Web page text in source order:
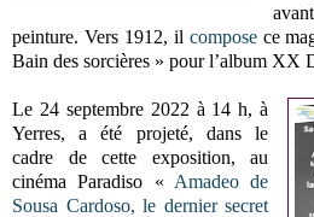
peinture. Vers 1912, il composece
Bain des sorcières » pour l’album XX
Le 24 septembre 2022 à 14 h, à
Yerres, a été projeté, dans le
cadre de cette exposition, au
cinéma Paradiso « Amadeo de
Sousa Cardoso, le dernier secret